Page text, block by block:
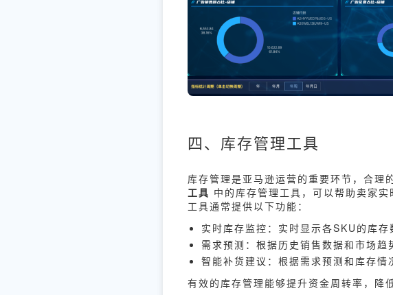
四、库存管理工具
库存管理是亚马逊运营的重要环节，合理
工具 中的库存管理工具，可以帮助卖家
工具通常提供以下功能：
实时库存监控：实时显示各SKU的库存
需求预测：根据历史销售数据和市场趋
智能补货建议：根据需求预测和库存情
有效的库存管理能够提升资金周转率，降